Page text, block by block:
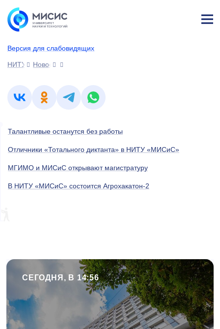
Версия для слабовидящих
НИТУ МИСИС
Новости
Талантливые останутся без работы
Отличники «Тотального диктанта» в НИТУ «МИСиС»
МГИМО и МИСиС открывают магистратуру
В НИТУ «МИСиС» состоится Агрохакатон-2
СЕГОДНЯ, В 14:56